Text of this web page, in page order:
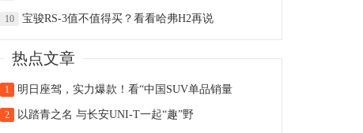
10 宝骏RS-3值不值得买？看看哈弗H2再说
热点文章
1 明日座驾，实力爆款！看“中国SUV单品销量
2 以踏青之名 与长安UNI-T一起“趣”野